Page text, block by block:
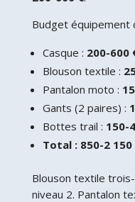
Budget équipement
Casque : 200-600
Blouson textile :
Pantalon moto :
Gants (2 paires) :
Bottes trail : 150-
Total : 850-2 150
Blouson textile
niveau 2. Pantalon